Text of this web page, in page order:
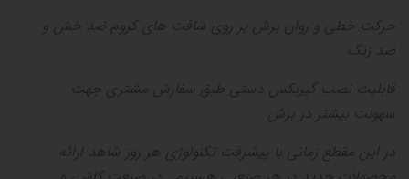
حرکت خطی و روان برش بر روی شافت های کروم ضد خش و
ضد زنگ
قابلیت نصب گیربکس دستی طبق سفارش مشتری جهت
سهولت بیشتر در برش
در این مقطع زمانی با پیشرفت تکنولوژی هر روز شاهد ارائه